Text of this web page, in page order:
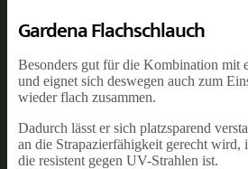
Gardena Flachschlauch
Besonders gut für die Kombination mit
und eignet sich deswegen auch zum
wieder flach zusammen.
Dadurch lässt er sich platzsparend
an die Strapazierfähigkeit gerecht
die resistent gegen UV-Strahlen ist.